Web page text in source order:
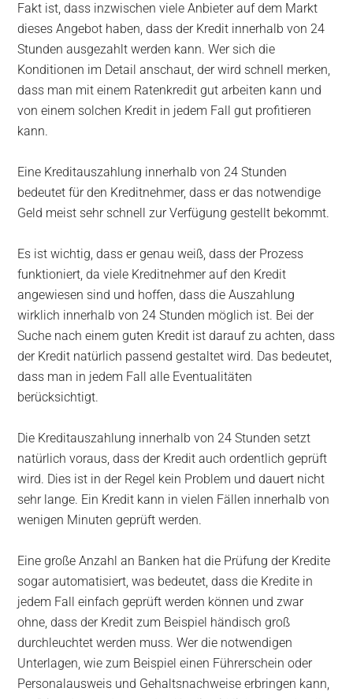
Fakt ist, dass inzwischen viele Anbieter auf dem Markt
dieses Angebot haben, dass der Kredit innerhalb von 24
Stunden ausgezahlt werden kann. Wer sich die
Konditionen im Detail anschaut, der wird schnell merken,
dass man mit einem Ratenkredit gut arbeiten kann und
von einem solchen Kredit in jedem Fall gut profitieren
kann.
Eine Kreditauszahlung innerhalb von 24 Stunden
bedeutet für den Kreditnehmer, dass er das notwendige
Geld meist sehr schnell zur Verfügung gestellt bekommt.
Es ist wichtig, dass er genau weiß, dass der Prozess
funktioniert, da viele Kreditnehmer auf den Kredit
angewiesen sind und hoffen, dass die Auszahlung
wirklich innerhalb von 24 Stunden möglich ist. Bei der
Suche nach einem guten Kredit ist darauf zu achten, dass
der Kredit natürlich passend gestaltet wird. Das bedeutet,
dass man in jedem Fall alle Eventualitäten
berücksichtigt.
Die Kreditauszahlung innerhalb von 24 Stunden setzt
natürlich voraus, dass der Kredit auch ordentlich geprüft
wird. Dies ist in der Regel kein Problem und dauert nicht
sehr lange. Ein Kredit kann in vielen Fällen innerhalb von
wenigen Minuten geprüft werden.
Eine große Anzahl an Banken hat die Prüfung der Kredite
sogar automatisiert, was bedeutet, dass die Kredite in
jedem Fall einfach geprüft werden können und zwar
ohne, dass der Kredit zum Beispiel händisch groß
durchleuchtet werden muss. Wer die notwendigen
Unterlagen, wie zum Beispiel einen Führerschein oder
Personalausweis und Gehaltsnachweise erbringen kann,